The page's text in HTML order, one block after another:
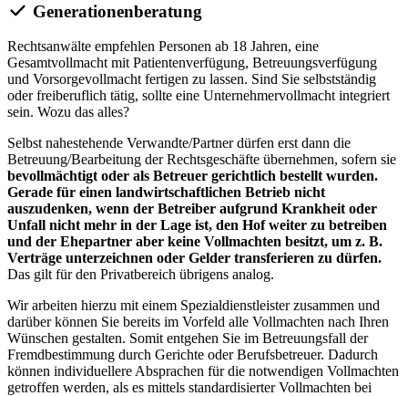
Generationenberatung
Rechtsanwälte empfehlen Personen ab 18 Jahren, eine
Gesamtvollmacht mit Patientenverfügung, Betreuungsverfügung
und Vorsorgevollmacht fertigen zu lassen. Sind Sie selbstständig
oder freiberuflich tätig, sollte eine Unternehmervollmacht integriert
sein. Wozu das alles?
Selbst nahestehende Verwandte/Partner dürfen erst dann die
Betreuung/Bearbeitung der Rechtsgeschäfte übernehmen, sofern sie
bevollmächtigt oder als Betreuer gerichtlich bestellt wurden.
Gerade für einen landwirtschaftlichen Betrieb nicht
auszudenken, wenn der Betreiber aufgrund Krankheit oder
Unfall nicht mehr in der Lage ist, den Hof weiter zu betreiben
und der Ehepartner aber keine Vollmachten besitzt, um z. B.
Verträge unterzeichnen oder Gelder transferieren zu dürfen.
Das gilt für den Privatbereich übrigens analog.
Wir arbeiten hierzu mit einem Spezialdienstleister zusammen und
darüber können Sie bereits im Vorfeld alle Vollmachten nach Ihren
Wünschen gestalten. Somit entgehen Sie im Betreuungsfall der
Fremdbestimmung durch Gerichte oder Berufsbetreuer. Dadurch
können individuellere Absprachen für die notwendigen Vollmachten
getroffen werden, als es mittels standardisierter Vollmachten bei